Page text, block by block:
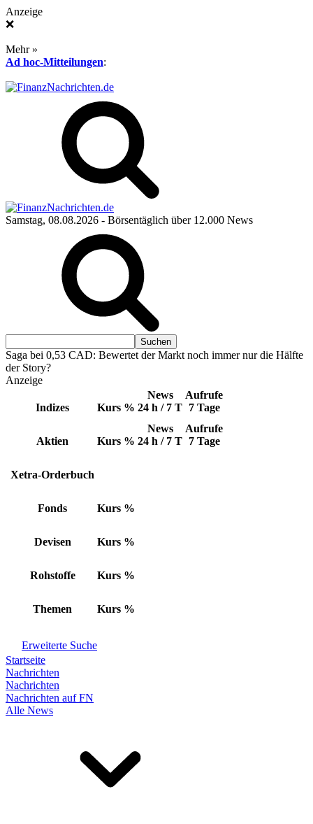
Anzeige
❌
Mehr »
Ad hoc-Mitteilungen:
Samstag, 08.08.2026 - Börsentäglich über 12.000 News
Saga bei 0,53 CAD: Bewertet der Markt noch immer nur die Hälfte
der Story?
Anzeige
Indizes Kurs %
News
24 h / 7 T
Aufrufe
7 Tage
Aktien Kurs %
News
24 h / 7 T
Aufrufe
7 Tage
Xetra-Orderbuch
Fonds Kurs %
Devisen Kurs %
Rohstoffe Kurs %
Themen Kurs %
Erweiterte Suche
Startseite
Nachrichten
Nachrichten
Nachrichten auf FN
Alle News